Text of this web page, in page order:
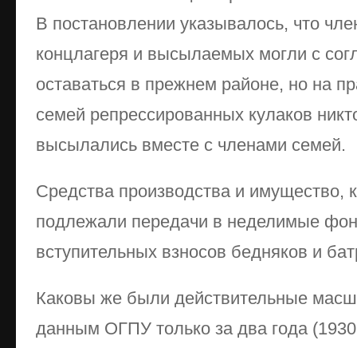
В постановлении указывалось, что
концлагеря и высылаемых могли с
оставаться в прежнем районе, но на
семей репрессированных кулаков
высылались вместе с членами семей.
Средства производства и имущество,
подлежали передачи в неделимые
вступительных взносов бедняков и
Каковы же были действительные
данным ОГПУ только за два года